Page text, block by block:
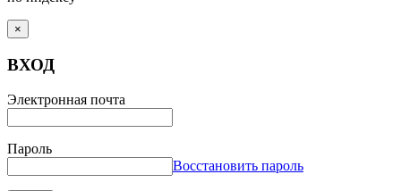
×
ВХОД
Электронная почта
Пароль
Восстановить пароль